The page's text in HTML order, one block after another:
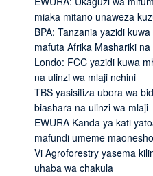
miaka mitano unaweza
BPA: Tanzania yazidi
mafuta Afrika Mashariki na
Londo: FCC yazidi kuwa
na ulinzi wa mlaji nchini
TBS yasisitiza ubora wa
biashara na ulinzi wa mlaji
EWURA Kanda ya kati
mafundi umeme
Vi Agroforestry yasema
uhaba wa chakula